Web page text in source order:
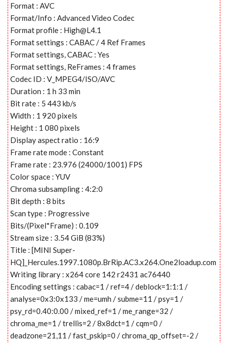
Format : AVC
Format/Info : Advanced Video Codec
Format profile : High@L4.1
Format settings : CABAC / 4 Ref Frames
Format settings, CABAC : Yes
Format settings, ReFrames : 4 frames
Codec ID : V_MPEG4/ISO/AVC
Duration : 1 h 33 min
Bit rate : 5 443 kb/s
Width : 1 920 pixels
Height : 1 080 pixels
Display aspect ratio : 16:9
Frame rate mode : Constant
Frame rate : 23.976 (24000/1001) FPS
Color space : YUV
Chroma subsampling : 4:2:0
Bit depth : 8 bits
Scan type : Progressive
Bits/(Pixel*Frame) : 0.109
Stream size : 3.54 GiB (83%)
Title : [MINI Super-
HQ]_Hercules.1997.1080p.BrRip.AC3.x264.One2loadup.com
Writing library : x264 core 142 r2431 ac76440
Encoding settings : cabac=1 / ref=4 / deblock=1:1:1 /
analyse=0x3:0x133 / me=umh / subme=11 / psy=1 /
psy_rd=0.40:0.00 / mixed_ref=1 / me_range=32 /
chroma_me=1 / trellis=2 / 8x8dct=1 / cqm=0 /
deadzone=21,11 / fast_pskip=0 / chroma_qp_offset=-2 /